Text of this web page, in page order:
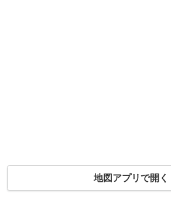
地図アプリで開く